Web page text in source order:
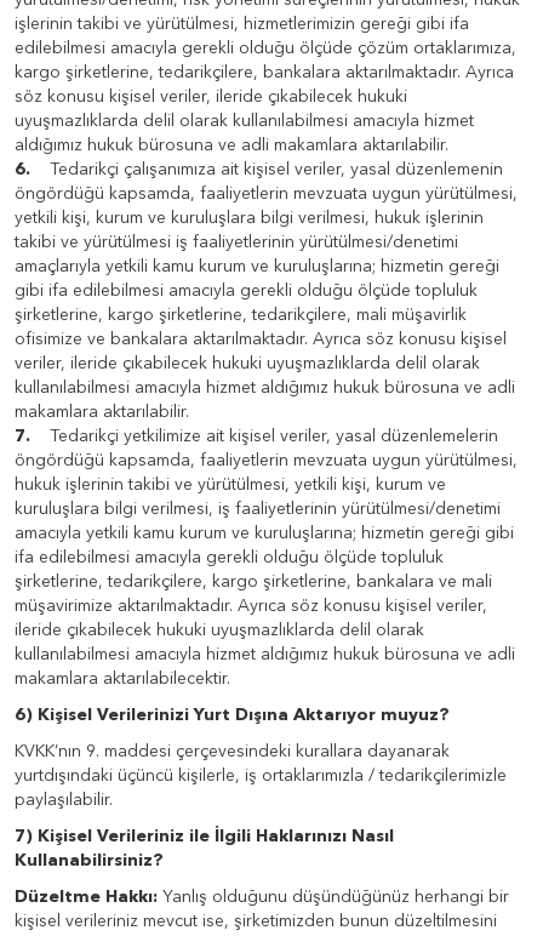
işlerinin takibi ve yürütülmesi, hizmetlerimizin gereği gibi ifa
edilebilmesi amacıyla gerekli olduğu ölçüde çözüm ortaklarımıza,
kargo şirketlerine, tedarikçilere, bankalara aktarılmaktadır. Ayrıca
söz konusu kişisel veriler, ileride çıkabilecek hukuki
uyuşmazlıklarda delil olarak kullanılabilmesi amacıyla hizmet
aldığımız hukuk bürosuna ve adli makamlara aktarılabilir.
6.
Tedarikçi çalışanımıza ait kişisel veriler, yasal düzenlemenin
öngördüğü kapsamda, faaliyetlerin mevzuata uygun yürütülmesi,
yetkili kişi, kurum ve kuruluşlara bilgi verilmesi, hukuk işlerinin
takibi ve yürütülmesi iş faaliyetlerinin yürütülmesi/denetimi
amaçlarıyla yetkili kamu kurum ve kuruluşlarına; hizmetin gereği
gibi ifa edilebilmesi amacıyla gerekli olduğu ölçüde topluluk
şirketlerine, kargo şirketlerine, tedarikçilere, mali müşavirlik
ofisimize ve bankalara aktarılmaktadır. Ayrıca söz konusu kişisel
veriler, ileride çıkabilecek hukuki uyuşmazlıklarda delil olarak
kullanılabilmesi amacıyla hizmet aldığımız hukuk bürosuna ve adli
makamlara aktarılabilir.
7. Tedarikçi yetkilimize ait kişisel veriler, yasal düzenlemelerin
öngördüğü kapsamda, faaliyetlerin mevzuata uygun yürütülmesi,
hukuk işlerinin takibi ve yürütülmesi, yetkili kişi, kurum ve
kuruluşlara bilgi verilmesi, iş faaliyetlerinin yürütülmesi/denetimi
amacıyla yetkili kamu kurum ve kuruluşlarına; hizmetin gereği gibi
ifa edilebilmesi amacıyla gerekli olduğu ölçüde topluluk
şirketlerine, tedarikçilere, kargo şirketlerine, bankalara ve mali
müşavirimize aktarılmaktadır. Ayrıca söz konusu kişisel veriler,
ileride çıkabilecek hukuki uyuşmazlıklarda delil olarak
kullanılabilmesi amacıyla hizmet aldığımız hukuk bürosuna ve adli
makamlara aktarılabilecektir.
6) Kişisel Verilerinizi Yurt Dışına Aktarıyor muyuz?
KVKK’nın 9. maddesi çerçevesindeki kurallara dayanarak
yurtdışındaki üçüncü kişilerle, iş ortaklarımızla / tedarikçilerimizle
paylaşılabilir.
7) Kişisel Verileriniz ile İlgili Haklarınızı Nasıl
Kullanabilirsiniz?
Düzeltme Hakkı: Yanlış olduğunu düşündüğünüz herhangi bir
kişisel verileriniz mevcut ise, şirketimizden bunun düzeltilmesini